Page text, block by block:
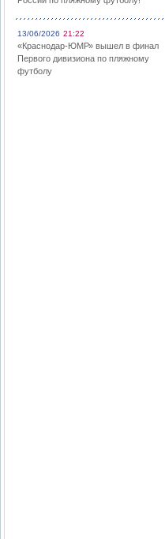
13/06/2026 21:22
«Краснодар-ЮМР» вышел в финал
Первого дивизиона по пляжному
футболу